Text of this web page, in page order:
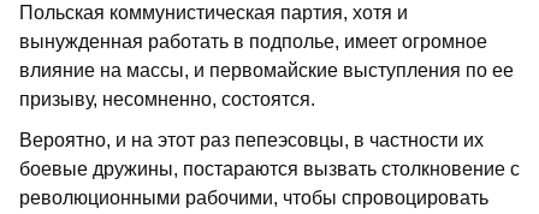
Польская коммунистическая партия, хотя и
вынужденная работать в подполье, име­ет огромное
влияние на массы, и перво­майские выступления по ее
призыву, не­сомненно, состоятся.
Вероятно, и на этот раз пепеэсовцы, в частности их
боевые дружины, постара­ются вызвать столкновение с
революци­онными рабочими, чтобы спровоцировать